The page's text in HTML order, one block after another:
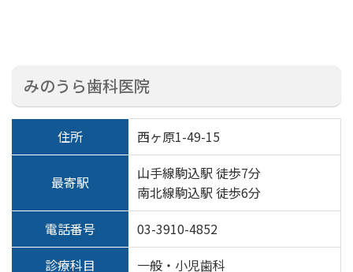
みのうら歯科医院
住所 西ヶ原1-49-15
最寄駅
山手線駒込駅 徒歩7分
南北線駒込駅 徒歩6分
電話番号
03-3910-4852
診療科目
一般・小児歯科